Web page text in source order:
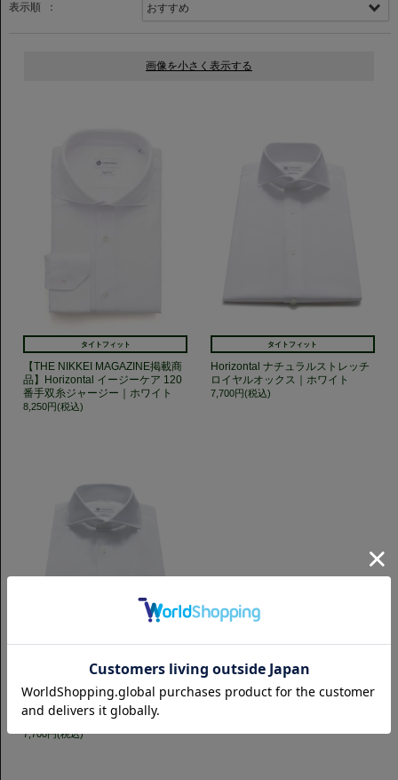
表示順 ：
タイトフィット
【THE NIKKEI MAGAZINE掲載商
品】Horizontal イージーケア 120
番手双糸ジャージー｜ホワイト
8,250円(税込)
タイトフィット
Horizontal ナチュラルストレッチ
ロイヤルオックス｜ホワイト
7,700円(税込)
タイトフィット
Horizontal ナチュラルストレッチ
ブロード｜ホワイト
7,700円(税込)